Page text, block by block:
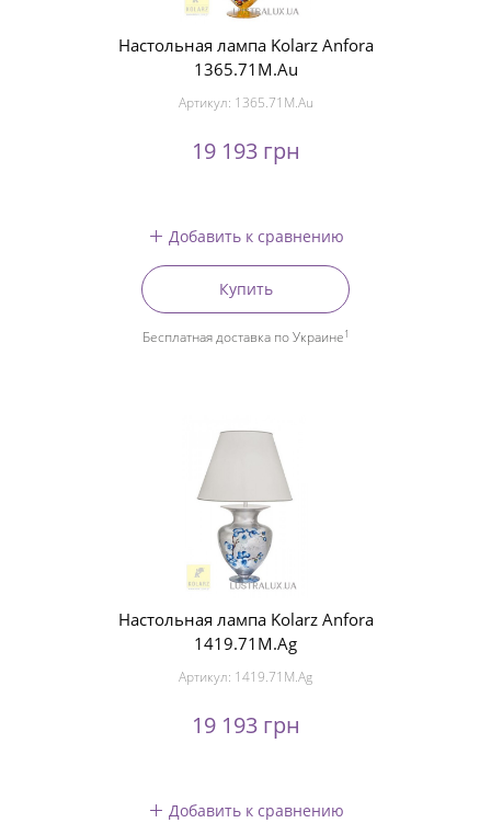
Настольная лампа Kolarz Anfora
1365.71M.Au
Артикул: 1365.71M.Au
19 193 грн
Добавить к сравнению
Купить
Бесплатная доставка по Украине1
Настольная лампа Kolarz Anfora
1419.71M.Ag
Артикул: 1419.71M.Ag
19 193 грн
Добавить к сравнению